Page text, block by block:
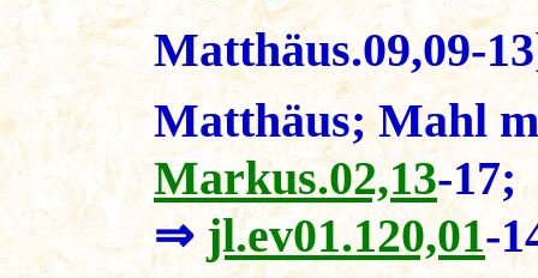
Matthäus.09,09-
Matthäus; Mahl
Markus.02,13-
⇒ jl.ev01.120,01-